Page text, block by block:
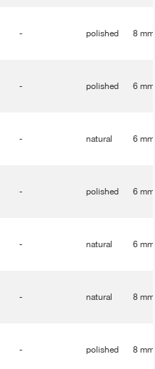
-
polished 8 mm
-
polished 6 mm
-
natural 6 mm
-
polished 6 mm
-
natural 6 mm
-
natural 8 mm
-
polished 8 mm